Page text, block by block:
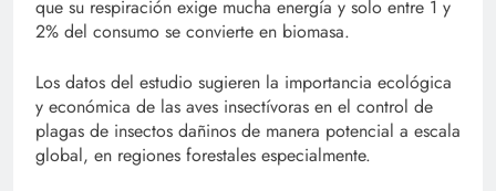
que su respiración exige mucha energía y solo entre 1 y
2% del consumo se convierte en biomasa.
Los datos del estudio sugieren la importancia ecológica
y económica de las aves insectívoras en el control de
plagas de insectos dañinos de manera potencial a escala
global, en regiones forestales especialmente.